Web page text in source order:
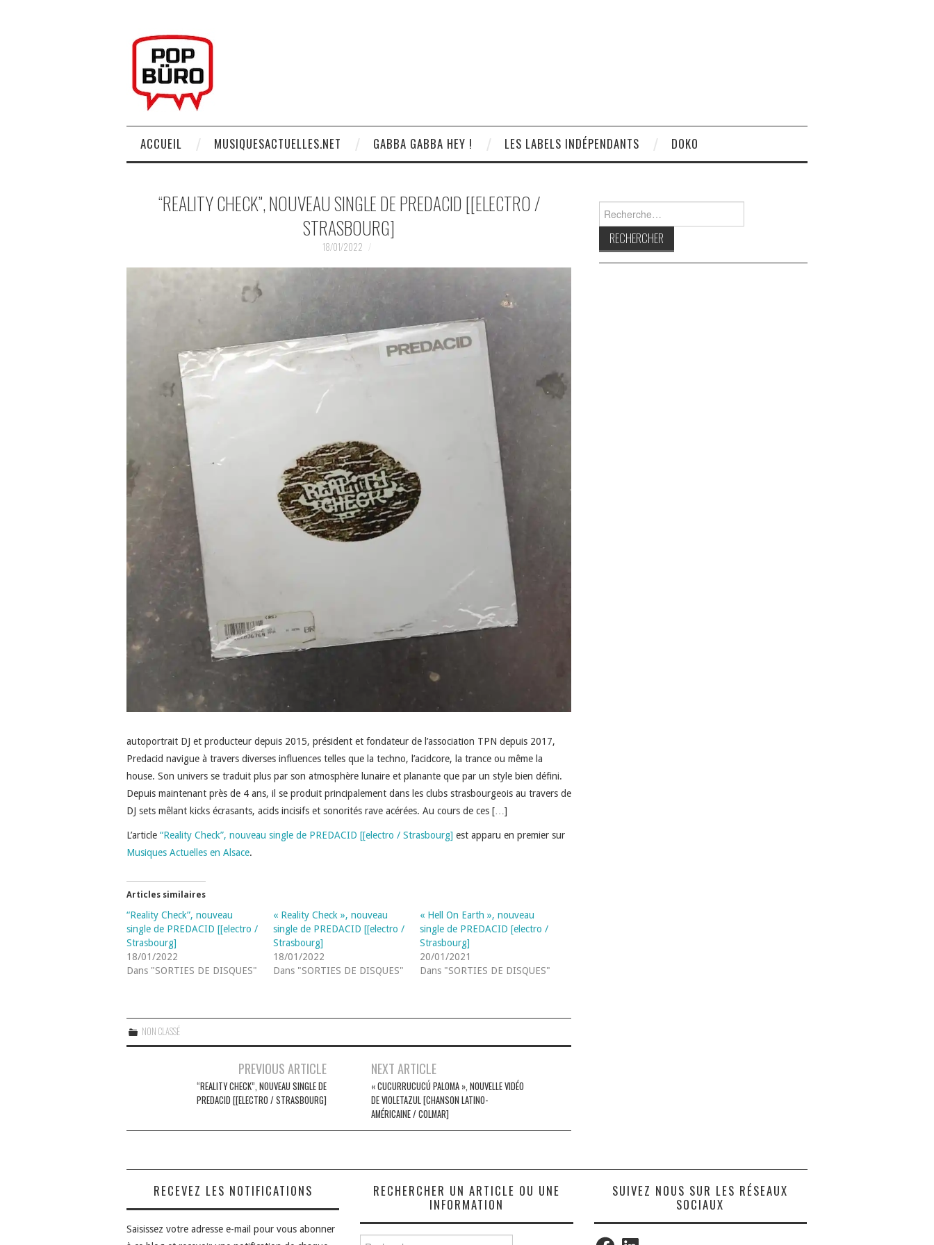
ACCUEIL MUSIQUESACTUELLES.NET GABBA GABBA HEY ! LES LABELS INDÉPENDANTS DOKO
“REALITY CHECK”, NOUVEAU SINGLE DE PREDACID [[ELECTRO /
STRASBOURG]
18/01/2022
autoportrait DJ et producteur depuis 2015, président et fondateur de l’association TPN depuis 2017,
Predacid navigue à travers diverses influences telles que la techno, l’acidcore, la trance ou même la
house. Son univers se traduit plus par son atmosphère lunaire et planante que par un style bien défini.
Depuis maintenant près de 4 ans, il se produit principalement dans les clubs strasbourgeois au travers de
DJ sets mêlant kicks écrasants, acids incisifs et sonorités rave acérées. Au cours de ces […]
L’article “Reality Check”, nouveau single de PREDACID [[electro / Strasbourg] est apparu en premier sur
Musiques Actuelles en Alsace.
Articles similaires
“Reality Check”, nouveau
single de PREDACID [[electro /
Strasbourg]
18/01/2022
Dans "SORTIES DE DISQUES"
« Reality Check », nouveau
single de PREDACID [[electro /
Strasbourg]
18/01/2022
Dans "SORTIES DE DISQUES"
« Hell On Earth », nouveau
single de PREDACID [electro /
Strasbourg]
20/01/2021
Dans "SORTIES DE DISQUES"
NON CLASSÉ
PREVIOUS ARTICLE
“REALITY CHECK”, NOUVEAU SINGLE DE
PREDACID [[ELECTRO / STRASBOURG]
NEXT ARTICLE
« CUCURRUCUCÚ PALOMA », NOUVELLE VIDÉO
DE VIOLETAZUL [CHANSON LATINO-
AMÉRICAINE / COLMAR]
RECEVEZ LES NOTIFICATIONS
Saisissez votre adresse e-mail pour vous abonner
RECHERCHER UN ARTICLE OU UNE
INFORMATION
SUIVEZ NOUS SUR LES RÉSEAUX
SOCIAUX
FacebookLinkedIn